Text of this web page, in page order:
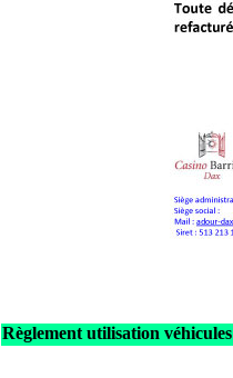
Règlement utilisation véhicules